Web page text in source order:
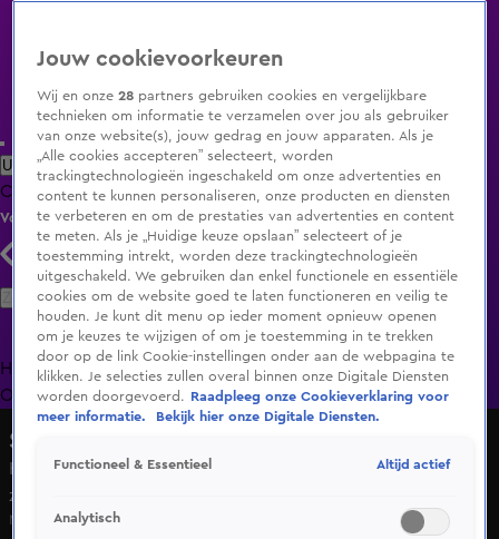
Uitzending Gemist Populaire programma's Zenders Genres
ClipsFilmsRadioSmart TV inlogShop
Volg KIJK
Zoeken
HomeUitzending Gemist Programma's De Bondgenoten
OranjezomerLivestreamsShop
Shownieuws
Hulpdiensten massaal uitgerukt voor Frank Masmeijer en
zijn vriendin Anita
Ma 18 mei, 16:24
Jouw cookievoorkeuren
Wij en onze28 partners gebruiken cookies en vergelijkbare
technieken om informatie te verzamelen over jou als gebruiker
van onze website(s), jouw gedrag en jouw apparaten. Als je
„Alle cookies accepteren” selecteert, worden
trackingtechnologieën ingeschakeld om onze advertenties en
content te kunnen personaliseren, onze producten en diensten
te verbeteren en om de prestaties van advertenties en content
te meten. Als je „Huidige keuze opslaan” selecteert of je
toestemming intrekt, worden deze trackingtechnologieën
uitgeschakeld. We gebruiken dan enkel functionele en essentiële
cookies om de website goed te laten functioneren en veilig te
houden. Je kunt dit menu op ieder moment opnieuw openen
om je keuzes te wijzigen of om je toestemming in te trekken
door op de link Cookie-instellingen onder aan de webpagina te
klikken. Je selecties zullen overal binnen onze Digitale Diensten
worden doorgevoerd.
Raadpleeg onze Cookieverklaring voor
meer informatie.
Bekijk hier onze Digitale Diensten.
Functioneel & Essentieel Altijd actief
Analytisch